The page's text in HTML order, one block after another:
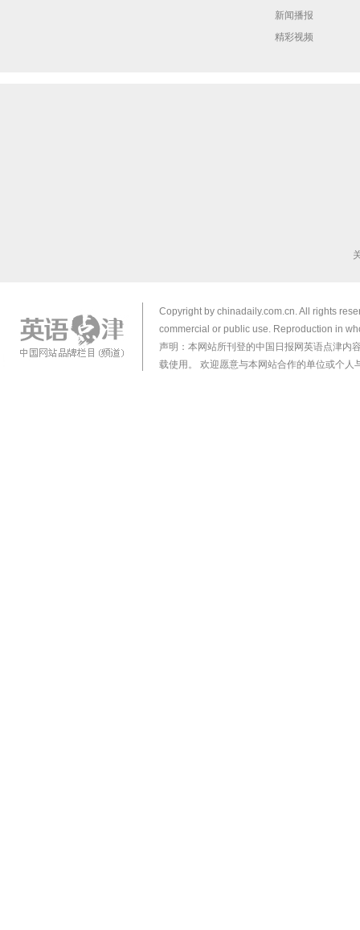
新闻播报
精彩视频
Copyright by chinadaily.com.cn. All rights
commercial or public use. Reproduction in
声明：本网站所刊登的中国日报网英语点津内
载使用。 欢迎愿意与本网站合作的单位或个人